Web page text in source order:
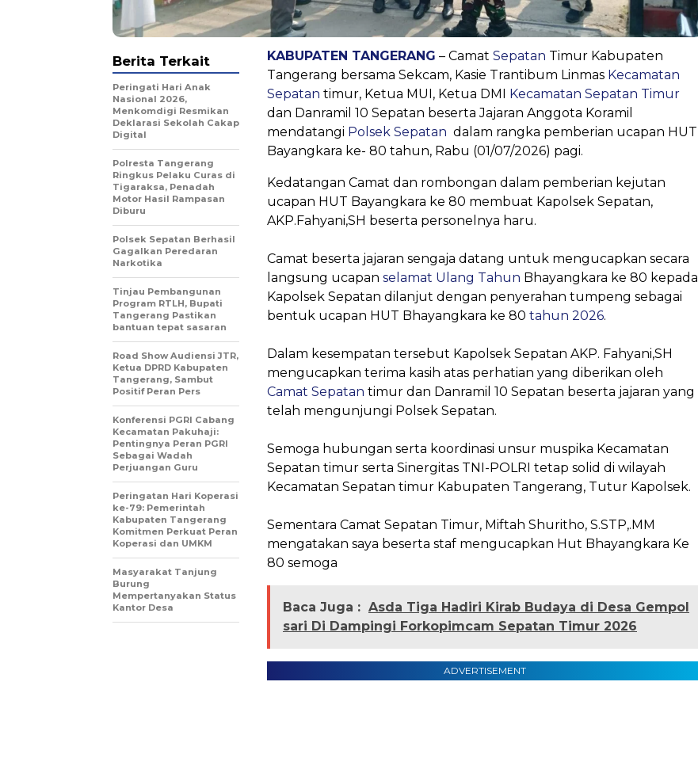
KABUPATEN TANGERANG – Camat Sepatan Timur Kabupaten
Tangerang bersama Sekcam, Kasie Trantibum Linmas Kecamatan
Sepatan timur, Ketua MUI, Ketua DMI Kecamatan Sepatan Timur
dan Danramil 10 Sepatan beserta Jajaran Anggota Koramil
mendatangi Polsek Sepatan dalam rangka pemberian ucapan HUT
Bayangkara ke- 80 tahun, Rabu (01/07/2026) pagi.
‎Kedatangan Camat dan rombongan dalam pemberian kejutan
ucapan HUT Bayangkara ke 80 membuat Kapolsek Sepatan,
AKP.Fahyani,SH beserta personelnya haru.
‎Camat beserta jajaran sengaja datang untuk mengucapkan secara
langsung ucapan selamat Ulang Tahun Bhayangkara ke 80 kepada
Kapolsek Sepatan dilanjut dengan penyerahan tumpeng sebagai
bentuk ucapan HUT Bhayangkara ke 80 tahun 2026.
‎Dalam kesempatan tersebut Kapolsek Sepatan AKP. Fahyani,SH
mengucapkan terima kasih atas perhatian yang diberikan oleh
Camat Sepatan timur dan Danramil 10 Sepatan beserta jajaran yang
telah mengunjungi Polsek Sepatan.
‎Semoga hubungan serta koordinasi unsur muspika Kecamatan
Sepatan timur serta Sinergitas TNI-POLRI tetap solid di wilayah
Kecamatan Sepatan timur Kabupaten Tangerang, Tutur Kapolsek.
‎Sementara Camat Sepatan Timur, Miftah Shuritho, S.STP,.MM
mengatakan saya beserta staf mengucapkan Hut Bhayangkara Ke
80 semoga
Baca Juga : Asda Tiga Hadiri Kirab Budaya di Desa Gempol
sari Di Dampingi Forkopimcam Sepatan Timur 2026
ADVERTISEMENT
Berita Terkait
Peringati Hari Anak
Nasional 2026,
Menkomdigi Resmikan
Deklarasi Sekolah Cakap
Digital
Polresta Tangerang
Ringkus Pelaku Curas di
Tigaraksa, Penadah
Motor Hasil Rampasan
Diburu
Polsek Sepatan Berhasil
Gagalkan Peredaran
Narkotika
Tinjau Pembangunan
Program RTLH, Bupati
Tangerang Pastikan
bantuan tepat sasaran
Road Show Audiensi JTR,
Ketua DPRD Kabupaten
Tangerang, Sambut
Positif Peran Pers
Konferensi PGRI Cabang
Kecamatan Pakuhaji:
Pentingnya Peran PGRI
Sebagai Wadah
Perjuangan Guru
Peringatan Hari Koperasi
ke-79: Pemerintah
Kabupaten Tangerang
Komitmen Perkuat Peran
Koperasi dan UMKM
Masyarakat Tanjung
Burung
Mempertanyakan Status
Kantor Desa